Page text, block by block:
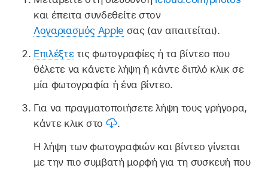
και έπειτα συνδεθείτε στον
Λογαριασμός Apple σας (αν απαιτείται).
Επιλέξτετις φωτογραφίες ή τα βίντεο που
θέλετε να κάνετε λήψη ή κάντε διπλό κλικ σε
μία φωτογραφία ή ένα βίντεο.
Για να πραγματοποιήσετε λήψη τους γρήγορα,
κάντε κλικ στο
.
Η λήψη των φωτογραφιών και βίντεο γίνεται
με την πιο συμβατή μορφή για τη συσκευή που